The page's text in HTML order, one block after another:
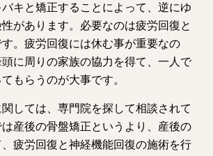
キと矯正することによって、逆にゆ
があります。必要なのは疲労回復と
。疲労回復には休む事が重要なの
に周りの家族の協力を得て、一人で
もらうのが大事です。
しては、専門院を探して相談されて
産後の骨盤矯正というより、産後の
疲労回復と神経機能回復の施術を行